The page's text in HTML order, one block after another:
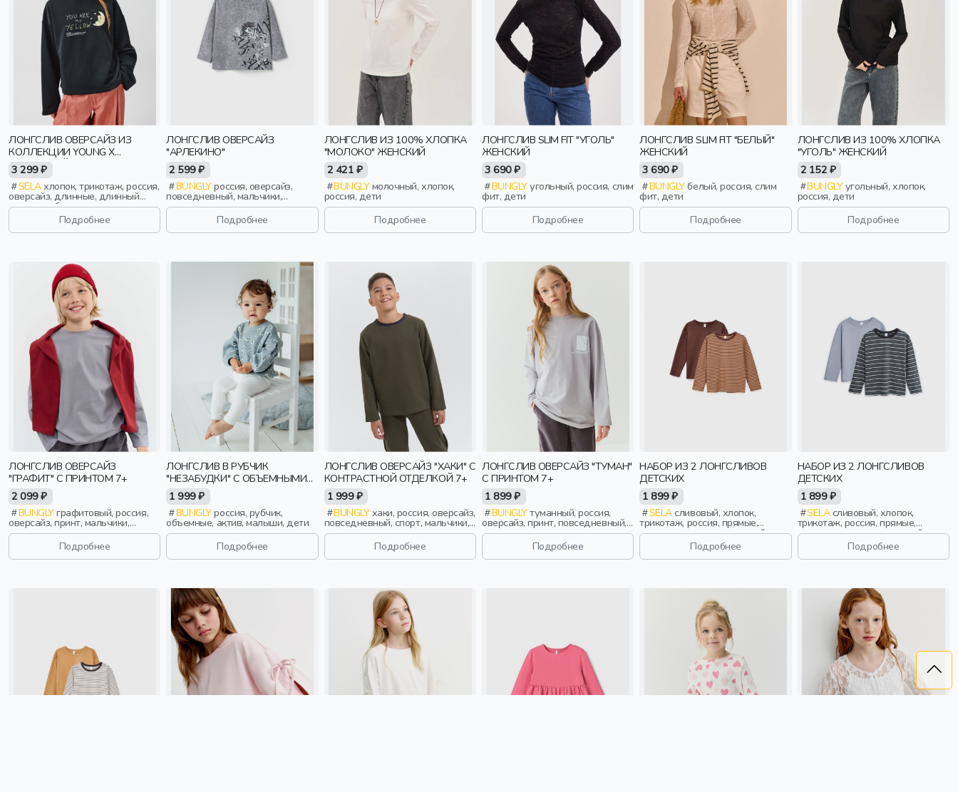
ЛОНГСЛИВ ОВЕРСАЙЗ ИЗ
КОЛЛЕКЦИИ YOUNG X
МАЛЕНЬКИЙ ПРИНЦ
3 299 ₽
SELAхлопок, трикотаж, россия,
оверсайз, длинные, длинный
рукав, свободные, принт, вырез,
круглый вырез, девочки,
старшеклассники, дети
Подробнее
ЛОНГСЛИВ ОВЕРСАЙЗ
"АРЛЕКИНО"
2 599 ₽
BUNGLYроссия, оверсайз,
повседневный, мальчики,
малыши, дошкольники, дети
Подробнее
ЛОНГСЛИВ ИЗ 100% ХЛОПКА
"МОЛОКО" ЖЕНСКИЙ
2 421 ₽
BUNGLYмолочный, хлопок,
россия, дети
Подробнее
ЛОНГСЛИВ SLIM FIT "УГОЛЬ"
ЖЕНСКИЙ
3 690 ₽
BUNGLYугольный, россия, слим
фит, дети
Подробнее
ЛОНГСЛИВ SLIM FIT "БЕЛЫЙ"
ЖЕНСКИЙ
3 690 ₽
BUNGLYбелый, россия, слим
фит, дети
Подробнее
ЛОНГСЛИВ ИЗ 100% ХЛОПКА
"УГОЛЬ" ЖЕНСКИЙ
2 152 ₽
BUNGLYугольный, хлопок,
россия, дети
Подробнее
ЛОНГСЛИВ ОВЕРСАЙЗ
"ГРАФИТ" С ПРИНТОМ 7+
2 099 ₽
BUNGLYграфитовый, россия,
оверсайз, принт, мальчики,
школьники, подростки, дети
Подробнее
ЛОНГСЛИВ В РУБЧИК
"НЕЗАБУДКИ" С ОБЪЕМНЫМИ
РУКАВАМИ 0+
1 999 ₽
BUNGLYроссия, рубчик,
объемные, актив, малыши, дети
Подробнее
ЛОНГСЛИВ ОВЕРСАЙЗ "ХАКИ" С
КОНТРАСТНОЙ ОТДЕЛКОЙ 7+
1 999 ₽
BUNGLYхаки, россия, оверсайз,
повседневный, спорт, мальчики,
школьники, подростки, дети
Подробнее
ЛОНГСЛИВ ОВЕРСАЙЗ "ТУМАН"
С ПРИНТОМ 7+
1 899 ₽
BUNGLYтуманный, россия,
оверсайз, принт, повседневный,
мальчики, школьники, подростки,
Подробнее
НАБОР ИЗ 2 ЛОНГСЛИВОВ
ДЕТСКИХ
1 899 ₽
SELAсливовый, хлопок,
трикотаж, россия, прямые,
полоски, длинные, длинный
рукав, однотон, свободные,
вырез, круглый вырез,
повседневный, мальчики, дети
Подробнее
НАБОР ИЗ 2 ЛОНГСЛИВОВ
ДЕТСКИХ
1 899 ₽
SELAсливовый, хлопок,
трикотаж, россия, прямые,
полоски, длинные, длинный
рукав, однотон, свободные,
вырез, круглый вырез,
повседневный, мальчики, дети
Подробнее